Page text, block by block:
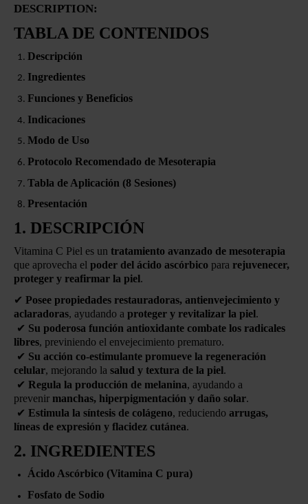
DESCRIPTION:
TABLA DE CONTENIDOS
Descripción
Ingredientes
Funciones y Beneficios
Indicaciones
Modo de Uso
Protocolo Recomendado de Mesoterapia
Tabla de Aplicación (8 Sesiones)
Presentación
1. DESCRIPCIÓN
Vitamina C Piel es un tratamiento avanzado de mesoterapia
que aprovecha el poder del ácido ascórbico para rejuvenecer,
proteger y reafirmar la piel.
✔ Posee propiedades restauradoras, antienvejecimiento y
aclaradoras, ayudando a proteger y revitalizar la piel.
✔ Su poderosa función antioxidante combate los radicales
libres, previniendo el envejecimiento prematuro.
✔ Su acción co-estimulante promueve la regeneración
celular, mejorando la salud y textura de la piel.
✔ Regula la producción de melanina, ayudando a
prevenir manchas, hiperpigmentación y daño solar.
✔ Estimula la síntesis de colágeno, reduciendo arrugas,
líneas de expresión y flacidez cutánea.
2. INGREDIENTES
Ácido Ascórbico (Vitamina C pura)
Fosfato de Sodio